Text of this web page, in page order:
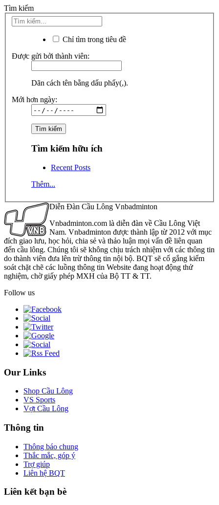
Tìm kiếm
Chỉ tìm trong tiêu đề
Được gửi bởi thành viên:
Dãn cách tên bằng dấu phẩy(,).
Mới hơn ngày:
Tìm kiếm hữu ích
Recent Posts
Thêm...
Diễn Đàn Cầu Lông Vnbadminton
Vnbadminton.com là diễn đàn về Cầu Lông Việt
Nam. Vnbadminton được thành lập từ 2012 với mục
đích giao lưu, học hỏi, chia sẻ và thảo luận mọi vấn đề liên quan
đến cầu lông. Chúng tôi sẽ không chịu trách nhiệm với các thông tin
do thành viên đưa lên trừ thông tin nội bộ. BQT sẽ cố gắng kiểm
soát chặt chẽ các luồng thông tin Website đang hoạt động thử
nghiệm, chờ giấy phép MXH của Bộ TT & TT.
Follow us
Our Links
Shop Cầu Lông
VS Sports
Vợt Cầu Lông
Thông tin
Thông báo chung
Thắc mắc, góp ý
Trợ giúp
Liên hệ BQT
Liên kết bạn bè